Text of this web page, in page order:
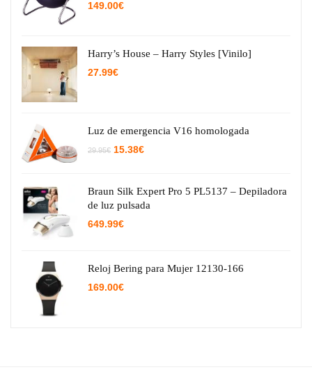
149.00€
Harry’s House – Harry Styles [Vinilo]
27.99€
Luz de emergencia V16 homologada
29.95€ El
29.95€.
15.38€El
15.38€.
Braun Silk Expert Pro 5 PL5137 – Depiladora
de luz pulsada
649.99€
Reloj Bering para Mujer 12130-166
169.00€